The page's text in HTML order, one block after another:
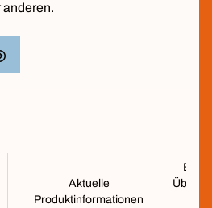
Aktuelle
Produktinformationen